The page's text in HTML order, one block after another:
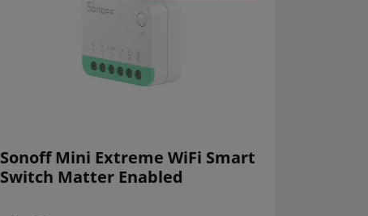
Sonoff Mini Extreme WiFi Smart
Switch Matter Enabled